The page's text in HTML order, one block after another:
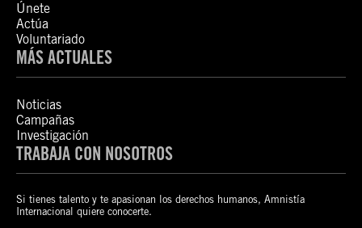
Únete
Actúa
Voluntariado
MÁS ACTUALES
Noticias
Campañas
Investigación
TRABAJA CON NOSOTROS
Si tienes talento y te apasionan los derechos humanos, Amnistía
Internacional quiere conocerte.